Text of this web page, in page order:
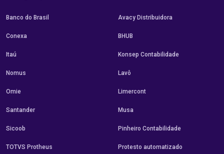
Banco do Brasil
Conexa
Itaú
Nomus
Omie
Santander
Sicoob
TOTVS Protheus
Avacy Distribuidora
BHUB
Konsep Contabilidade
Lavô
Limercont
Musa
Pinheiro Contabilidade
Protesto automatizado